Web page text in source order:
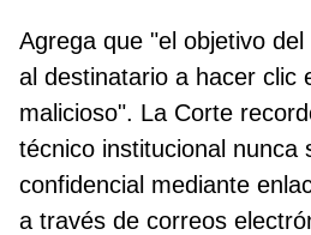
Agrega que "el objetivo
al destinatario a hacer clic
malicioso". La Corte
técnico institucional nunca
confidencial mediante
a través de correos